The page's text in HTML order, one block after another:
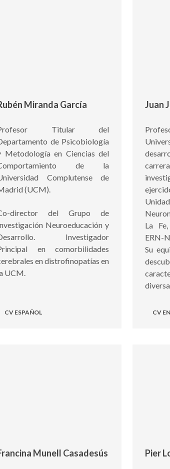
Miranda García
Titular del
de Psicobiología
Metodología en Ciencias del
de la
Complutense de
(UCM).
director del Grupo de
Neuroeducación y
Investigador
en comorbilidades
en distrofinopatías en
UCM.
CV ESPAÑOL
Juan
La
ERN-
Su
CV
Munell Casadesús Pier